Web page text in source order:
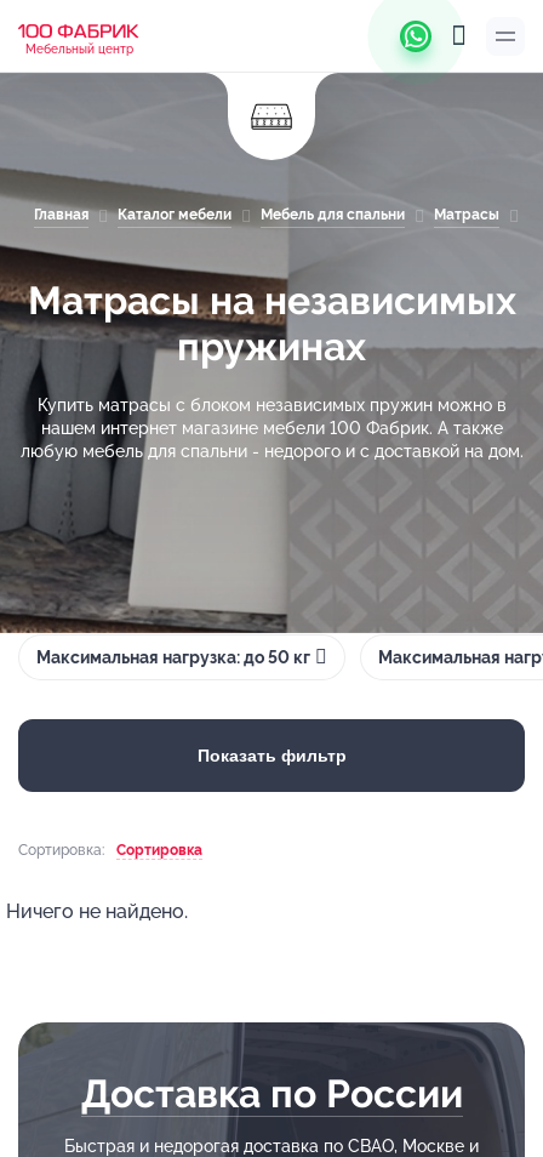
Мебельный центр
Главная Каталог мебели Мебель для спальни Матрасы
Матрасы на независимых
пружинах
Купить матрасы с блоком независимых пружин можно в
нашем интернет магазине мебели 100 Фабрик. А также
любую мебель для спальни - недорого и с доставкой на дом.
Максимальная нагрузка: до 50 кг Максимальная
Показать фильтр
Сортировка: Сортировка
Ничего не найдено.
Доставка по России
Быстрая и недорогая доставка по СВАО, Москве и